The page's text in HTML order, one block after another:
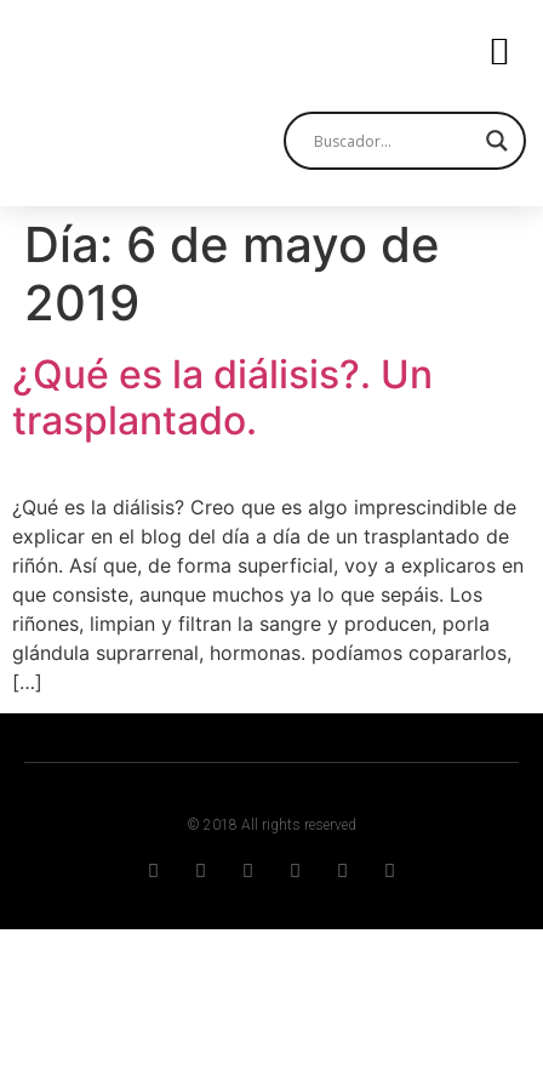
Día: 6 de mayo de
2019
¿Qué es la diálisis?. Un
trasplantado.
¿Qué es la diálisis? Creo que es algo imprescindible de
explicar en el blog del día a día de un trasplantado de
riñón. Así que, de forma superficial, voy a explicaros en
que consiste, aunque muchos ya lo que sepáis. Los
riñones, limpian y filtran la sangre y producen, porla
glándula suprarrenal, hormonas. podíamos copararlos,
[…]
© 2018 All rights reserved